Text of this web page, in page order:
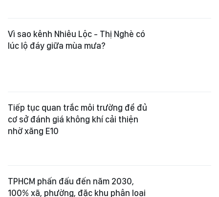
Vì sao kênh Nhiêu Lộc - Thị Nghè có
lúc lộ đáy giữa mùa mưa?
Tiếp tục quan trắc môi trường để đủ
cơ sở đánh giá không khí cải thiện
nhờ xăng E10
TPHCM phấn đấu đến năm 2030,
100% xã, phường, đặc khu phân loại